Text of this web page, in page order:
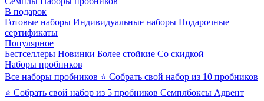
В подарок
Готовые наборы Индивидуальные наборы Подарочные
сертификаты
Популярное
Бестселлеры Новинки Более стойкие Со скидкой
Наборы пробников
Все наборы пробников ⭐ Собрать свой набор из 10 пробников
⭐ Собрать свой набор из 5 пробников Семплбоксы Адвент